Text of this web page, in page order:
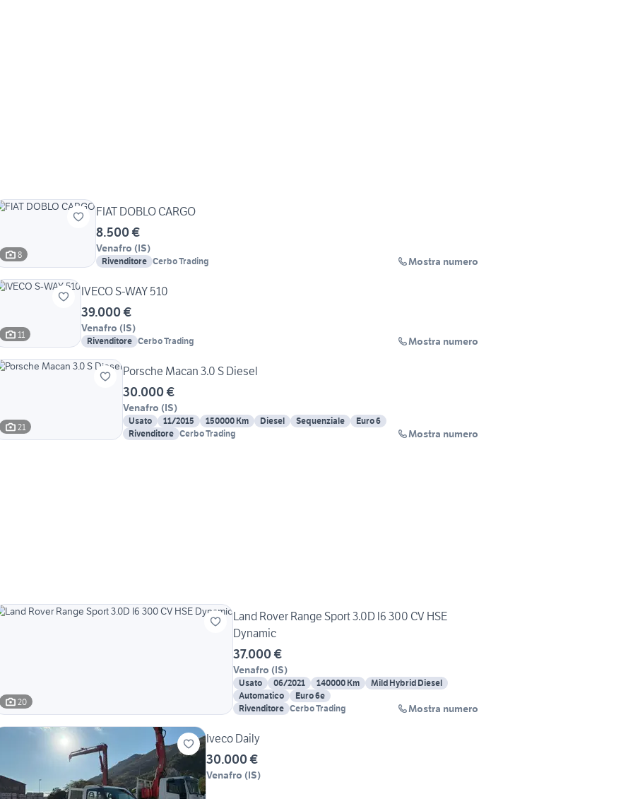
8
FIAT DOBLO CARGO
8.500 €
Venafro (IS)
Rivenditore Cerbo Trading Mostra numero
11
IVECO S-WAY 510
39.000 €
Venafro (IS)
Rivenditore Cerbo Trading Mostra numero
21
Porsche Macan 3.0 S Diesel
30.000 €
Venafro (IS)
Usato 11/2015 150000 Km Diesel Sequenziale
Euro 6
Rivenditore Cerbo Trading Mostra numero
20
Land Rover Range Sport 3.0D l6 300 CV HSE
Dynamic
37.000 €
Venafro (IS)
Usato 06/2021 140000 Km
Mild Hybrid Diesel
Automatico
Euro 6e
Rivenditore Cerbo Trading Mostra numero
Iveco Daily
30.000 €
Venafro (IS)